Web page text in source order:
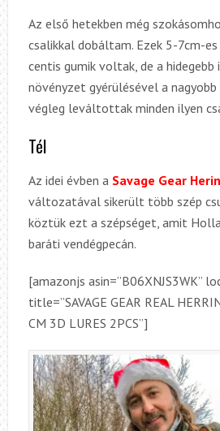
Az első hetekben még
csalikkal dobáltam. Ezek 5-7cm-
centis gumik voltak, de a
növényzet gyérülésével a
végleg leváltottak minden ilyen
Tél
Az idei évben a Savage Gear
változatával sikerült több szép
köztük ezt a szépséget, amit
baráti vendégpecán.
[amazonjs asin=”B06XNJS3WK”
title=”SAVAGE GEAR REAL
CM 3D LURES 2PCS”]